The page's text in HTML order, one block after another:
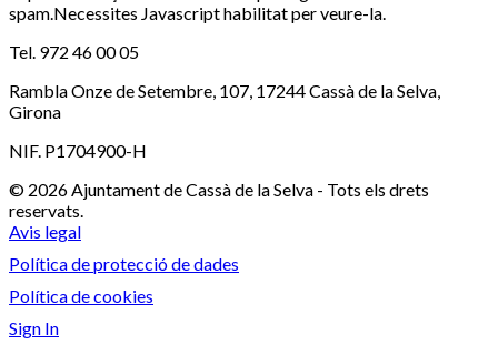
spam.Necessites Javascript habilitat per veure-la.
Tel. 972 46 00 05
Rambla Onze de Setembre, 107, 17244 Cassà de la Selva,
Girona
NIF. P1704900-H
© 2026 Ajuntament de Cassà de la Selva - Tots els drets
reservats.
Avis legal
Política de protecció de dades
Política de cookies
Sign In